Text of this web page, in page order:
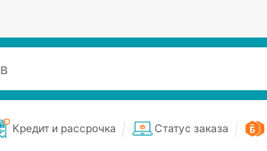
Кредит и рассрочка Статус заказа